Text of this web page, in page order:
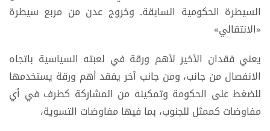
السيطرة الحكومية السابقة. وخروج عدن من مربع سيطرة
«الانتقالي»
يعني فقدان الأخير لأهم ورقة في لعبته السياسية باتجاه
الانفصال من جانب، ومن جانب آخر يفقد أهم ورقة يستخدمها
للضغط على الحكومة وتمكينه من المشاركة كطرف في أي
مفاوضات كممثل للجنوب، بما فيها مفاوضات التسوية،